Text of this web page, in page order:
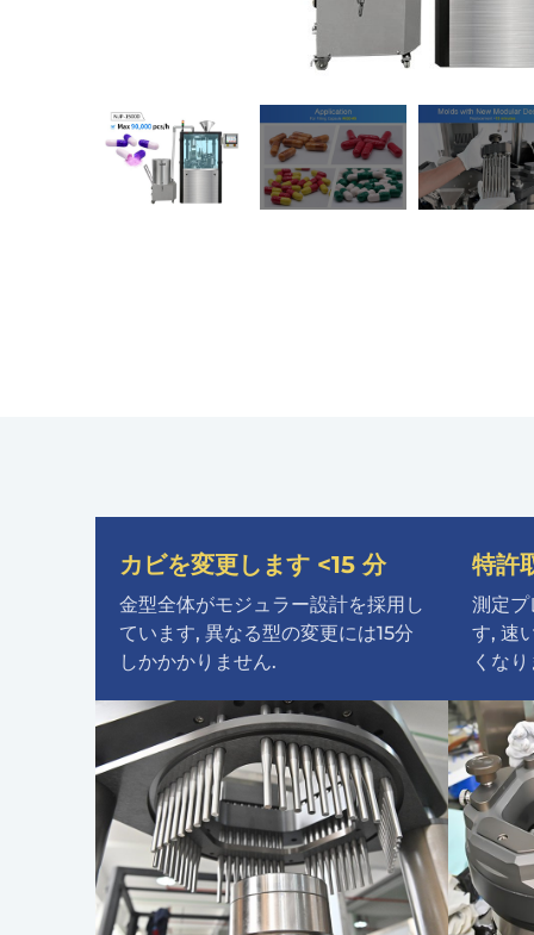
カビを変更します <15 分
金型全体がモジュラー設計を採用し
ています, 異なる型の変更には15分
しかかかりません.
特許
測定プ
す, 速
くな